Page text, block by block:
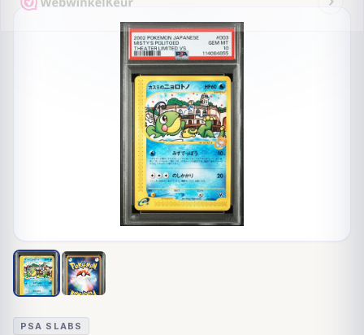
PSA SLABS